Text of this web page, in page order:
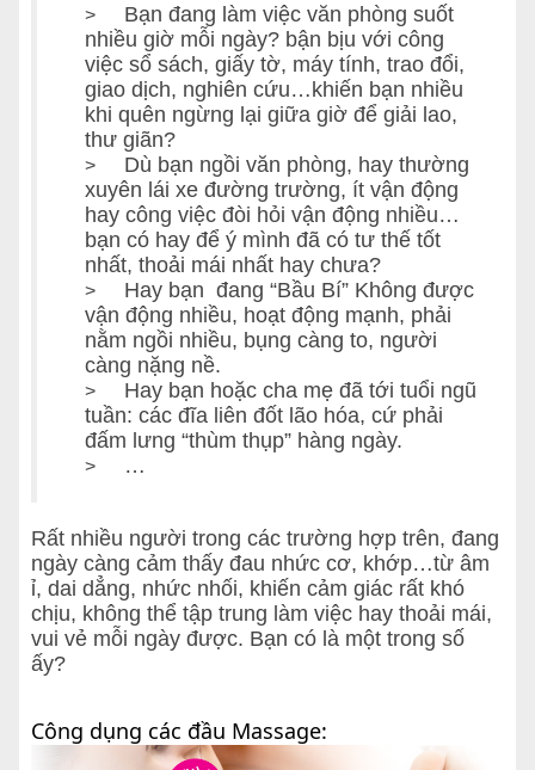
> Bạn đang làm việc văn phòng suốt
nhiều giờ mỗi ngày? bận bịu với công
việc sổ sách, giấy tờ, máy tính, trao đổi,
giao dịch, nghiên cứu…khiến bạn nhiều
khi quên ngừng lại giữa giờ để giải lao,
thư giãn?
> Dù bạn ngồi văn phòng, hay thường
xuyên lái xe đường trường, ít vận động
hay công việc đòi hỏi vận động nhiều…
bạn có hay để ý mình đã có tư thế tốt
nhất, thoải mái nhất hay chưa?
> Hay bạn đang “Bầu Bí” Không được
vận động nhiều, hoạt động mạnh, phải
nằm ngồi nhiều, bụng càng to, người
càng nặng nề.
> Hay bạn hoặc cha mẹ đã tới tuổi ngũ
tuần: các đĩa liên đốt lão hóa, cứ phải
đấm lưng “thùm thụp” hàng ngày.
> …
Rất nhiều người trong các trường hợp trên, đang
ngày càng cảm thấy đau nhức cơ, khớp…từ âm
ỉ, dai dẳng, nhức nhối, khiến cảm giác rất khó
chịu, không thể tập trung làm việc hay thoải mái,
vui vẻ mỗi ngày được. Bạn có là một trong số
ấy?
Công dụng các đầu Massage: